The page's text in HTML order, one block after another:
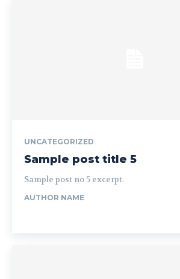
UNCATEGORIZED
Sample post title 5
Sample post no 5 excerpt.
AUTHOR NAME